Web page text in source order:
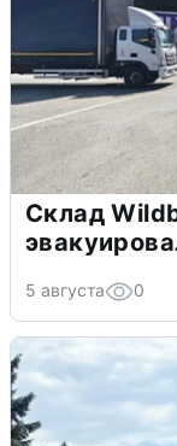
Склад
5 августа 0